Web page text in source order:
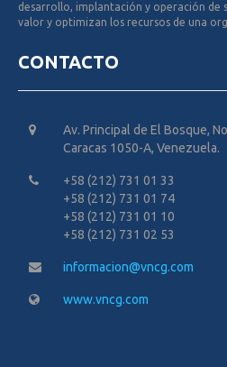
desarrollo, implantación y operación de
valor y optimizan los recursos de una
CONTACTO
Av. Principal de El Bosque,
Caracas 1050-A, Venezuela.
+58 (212) 731 01 33
+58 (212) 731 01 74
+58 (212) 731 01 10
+58 (212) 731 02 53
informacion@vncg.com
www.vncg.com